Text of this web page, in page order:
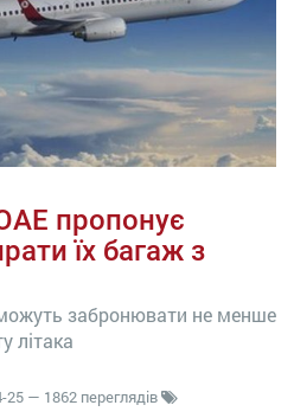
пропонує
їх багаж з
забронювати не менше
літака
25 — 1862 переглядів